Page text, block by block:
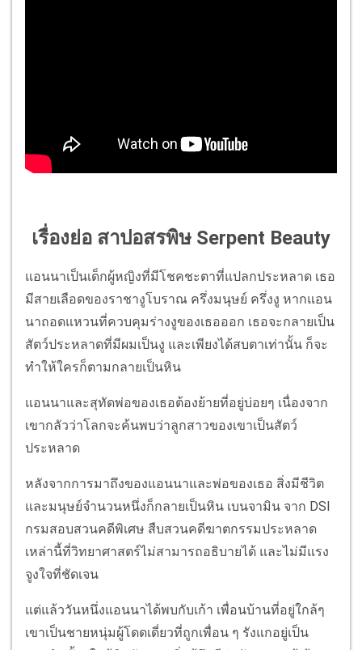
เรื่องย่อ สาปอสรพิษ Serpent Beauty
แอนนาเป็นเด็กผู้หญิงที่มีโชคชะตาที่แปลกประหลาด เธอ
มีสายเลือดของราชางูโบราณ ครึ่งมนุษย์ ครึ่งงู หากแอน
นาถอดแหวนที่ควบคุมร่างงูของเธอออก เธอจะกลายเป็น
สัตว์ประหลาดที่มีผมเป็นงู และเพียงได้สบตาเท่านั้น ก็จะ
ทำให้ใครก็ตามกลายเป็นหิน
แอนนาและสุทัดพ่อของเธอต้องย้ายที่อยู่บ่อยๆ เนื่องจาก
เขากลัวว่าโลกจะค้นพบว่าลูกสาวของเขาเป็นสัตว์
ประหลาด
หลังจากการมาถึงของแอนนาและพ่อของเธอ สิ่งมีชีวิต
และมนุษย์จำนวนหนึ่งก็กลายเป็นหิน เบนจามิน จาก DSI
กรมสอบสวนคดีพิเศษ สืบสวนคดีฆาตกรรมประหลาด
เหล่านี้ที่วิทยาศาสตร์ไม่สามารถอธิบายได้ และไม่มีแรง
จูงใจที่ชัดเจน
แต่แล้ววันหนึ่งแอนนาได้พบกับเก้า เพื่อนบ้านที่อยู่ใกล้ๆ
เขาเป็นชายหนุ่มผู้โดดเดี่ยวที่ถูกเพื่อน ๆ รังแกอยู่เป็น